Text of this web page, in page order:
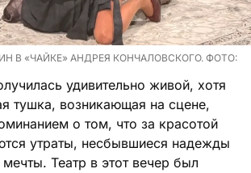
В «ЧАЙКЕ» АНДРЕЯ КОНЧАЛОВСКОГО. ФОТО:
удивительно живой, хотя
тушка, возникающая на сцене,
о том, что за красотой
утраты, несбывшиеся надежды
Театр в этот вечер был